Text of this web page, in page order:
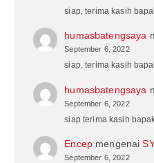
siap, terima kasih
humasbatengsaya
September 6, 2022
siap, terima kasih
humasbatengsaya
September 6, 2022
siap terima kasih
Encepmengenai
September 6, 2022